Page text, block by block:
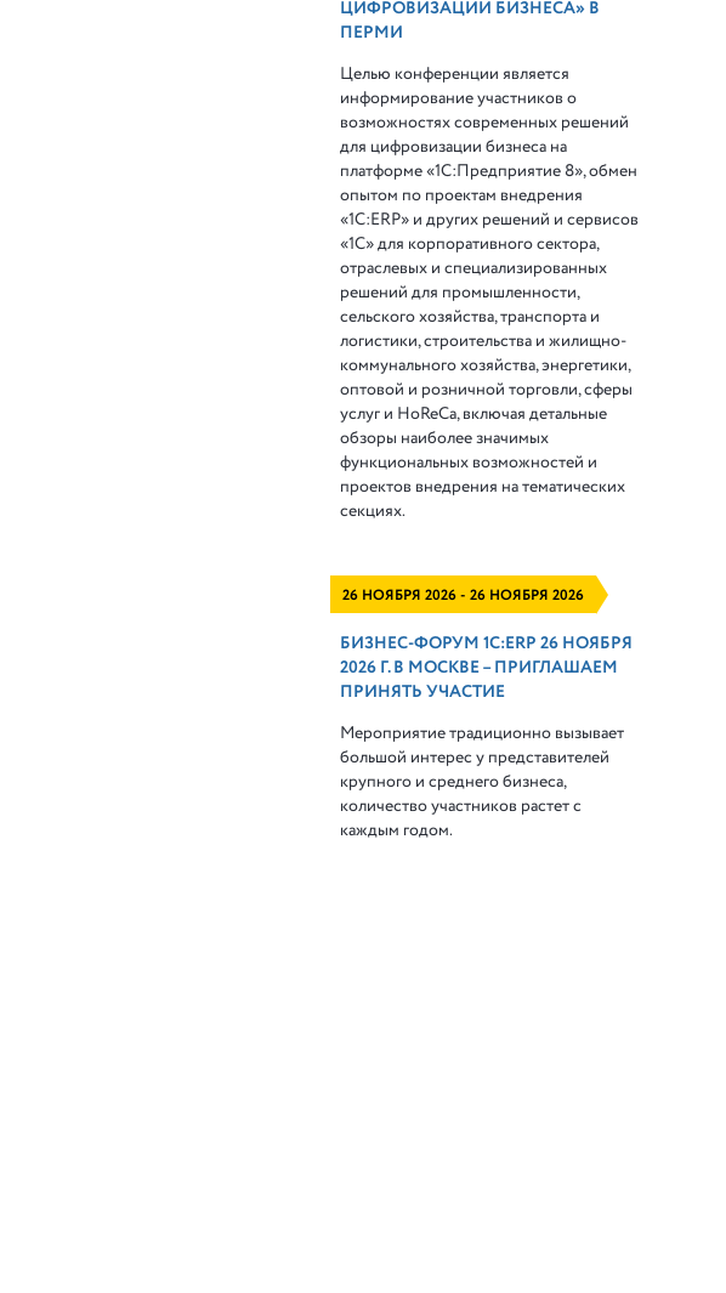
ЦИФРОВИЗАЦИИ БИЗНЕСА» В
ПЕРМИ
Целью конференции является
информирование участников о
возможностях современных решений
для цифровизации бизнеса на
платформе «1С:Предприятие 8», обмен
опытом по проектам внедрения
«1С:ERP» и других решений и сервисов
«1С» для корпоративного сектора,
отраслевых и специализированных
решений для промышленности,
сельского хозяйства, транспорта и
логистики, строительства и жилищно-
коммунального хозяйства, энергетики,
оптовой и розничной торговли, сферы
услуг и HoReCa, включая детальные
обзоры наиболее значимых
функциональных возможностей и
проектов внедрения на тематических
секциях.
26 НОЯБРЯ 2026 - 26 НОЯБРЯ 2026
БИЗНЕС-ФОРУМ 1С:ERP 26 НОЯБРЯ
2026 Г. В МОСКВЕ – ПРИГЛАШАЕМ
ПРИНЯТЬ УЧАСТИЕ
Мероприятие традиционно вызывает
большой интерес у представителей
крупного и среднего бизнеса,
количество участников растет с
каждым годом.